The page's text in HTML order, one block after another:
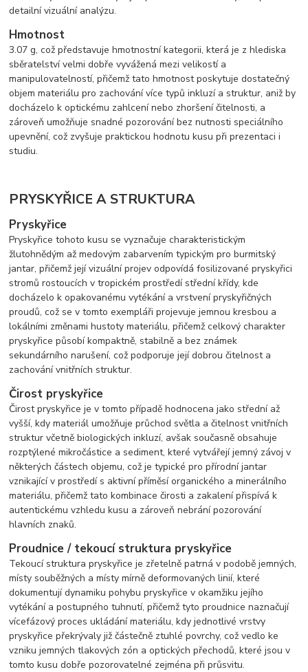
detailní vizuální analýzu.
Hmotnost
3.07 g, což představuje hmotnostní kategorii, která je z hlediska
sběratelství velmi dobře vyvážená mezi velikostí a
manipulovatelností, přičemž tato hmotnost poskytuje dostatečný
objem materiálu pro zachování více typů inkluzí a struktur, aniž by
docházelo k optickému zahlcení nebo zhoršení čitelnosti, a
zároveň umožňuje snadné pozorování bez nutnosti speciálního
upevnění, což zvyšuje praktickou hodnotu kusu při prezentaci i
studiu.
PRYSKYŘICE A STRUKTURA
Pryskyřice
Pryskyřice tohoto kusu se vyznačuje charakteristickým
žlutohnědým až medovým zabarvením typickým pro burmitský
jantar, přičemž její vizuální projev odpovídá fosilizované pryskyřici
stromů rostoucích v tropickém prostředí střední křídy, kde
docházelo k opakovanému vytékání a vrstvení pryskyřičných
proudů, což se v tomto exempláři projevuje jemnou kresbou a
lokálními změnami hustoty materiálu, přičemž celkový charakter
pryskyřice působí kompaktně, stabilně a bez známek
sekundárního narušení, což podporuje její dobrou čitelnost a
zachování vnitřních struktur.
Čirost pryskyřice
Čirost pryskyřice je v tomto případě hodnocena jako střední až
vyšší, kdy materiál umožňuje průchod světla a čitelnost vnitřních
struktur včetně biologických inkluzí, avšak současně obsahuje
rozptýlené mikročástice a sediment, které vytvářejí jemný závoj v
některých částech objemu, což je typické pro přírodní jantar
vznikající v prostředí s aktivní příměsí organického a minerálního
materiálu, přičemž tato kombinace čirosti a zakalení přispívá k
autentickému vzhledu kusu a zároveň nebrání pozorování
hlavních znaků.
Proudnice / tekoucí struktura pryskyřice
Tekoucí struktura pryskyřice je zřetelně patrná v podobě jemných,
místy souběžných a místy mírně deformovaných linií, které
dokumentují dynamiku pohybu pryskyřice v okamžiku jejího
vytékání a postupného tuhnutí, přičemž tyto proudnice naznačují
vícefázový proces ukládání materiálu, kdy jednotlivé vrstvy
pryskyřice překrývaly již částečně ztuhlé povrchy, což vedlo ke
vzniku jemných tlakových zón a optických přechodů, které jsou v
tomto kusu dobře pozorovatelné zejména při průsvitu.